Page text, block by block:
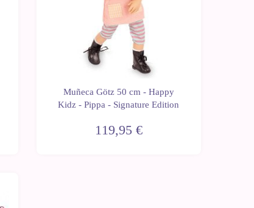
Muñeca Götz 50 cm - Happy
Kidz - Pippa - Signature Edition
119,95 €